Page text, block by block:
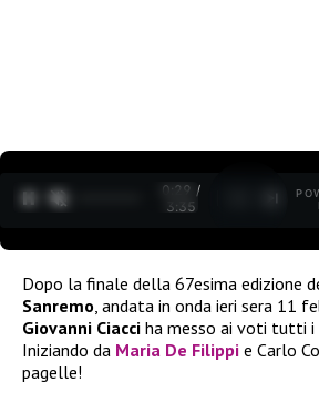
0:30 /
3:35
Dopo la finale della 67esima edizione
Sanremo , andata in onda ieri sera 11
Giovanni Ciacci ha messo ai voti tutti i
Iniziando da Maria De Filippi e Carlo
pagelle!